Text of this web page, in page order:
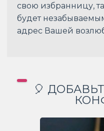
свою избранницу,
будет
адрес Вашей
🎈